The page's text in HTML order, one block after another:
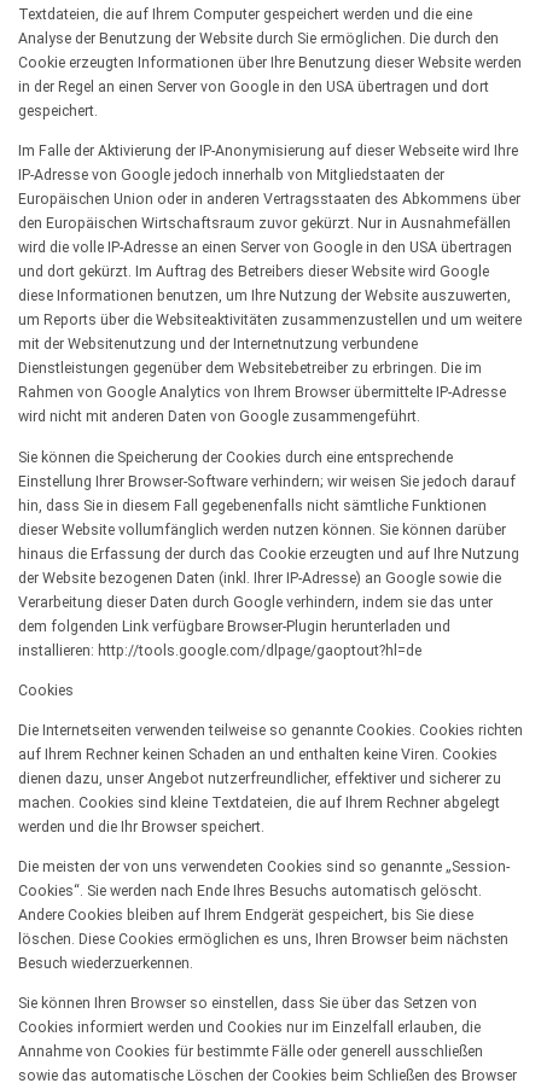
Textdateien, die auf Ihrem Computer gespeichert werden und die eine
Analyse der Benutzung der Website durch Sie ermöglichen. Die durch den
Cookie erzeugten Informationen über Ihre Benutzung dieser Website werden
in der Regel an einen Server von Google in den USA übertragen und dort
gespeichert.
Im Falle der Aktivierung der IP-Anonymisierung auf dieser Webseite wird Ihre
IP-Adresse von Google jedoch innerhalb von Mitgliedstaaten der
Europäischen Union oder in anderen Vertragsstaaten des Abkommens über
den Europäischen Wirtschaftsraum zuvor gekürzt. Nur in Ausnahmefällen
wird die volle IP-Adresse an einen Server von Google in den USA übertragen
und dort gekürzt. Im Auftrag des Betreibers dieser Website wird Google
diese Informationen benutzen, um Ihre Nutzung der Website auszuwerten,
um Reports über die Websiteaktivitäten zusammenzustellen und um weitere
mit der Websitenutzung und der Internetnutzung verbundene
Dienstleistungen gegenüber dem Websitebetreiber zu erbringen. Die im
Rahmen von Google Analytics von Ihrem Browser übermittelte IP-Adresse
wird nicht mit anderen Daten von Google zusammengeführt.
Sie können die Speicherung der Cookies durch eine entsprechende
Einstellung Ihrer Browser-Software verhindern; wir weisen Sie jedoch darauf
hin, dass Sie in diesem Fall gegebenenfalls nicht sämtliche Funktionen
dieser Website vollumfänglich werden nutzen können. Sie können darüber
hinaus die Erfassung der durch das Cookie erzeugten und auf Ihre Nutzung
der Website bezogenen Daten (inkl. Ihrer IP-Adresse) an Google sowie die
Verarbeitung dieser Daten durch Google verhindern, indem sie das unter
dem folgenden Link verfügbare Browser-Plugin herunterladen und
installieren: http://tools.google.com/dlpage/gaoptout?hl=de
Cookies
Die Internetseiten verwenden teilweise so genannte Cookies. Cookies richten
auf Ihrem Rechner keinen Schaden an und enthalten keine Viren. Cookies
dienen dazu, unser Angebot nutzerfreundlicher, effektiver und sicherer zu
machen. Cookies sind kleine Textdateien, die auf Ihrem Rechner abgelegt
werden und die Ihr Browser speichert.
Die meisten der von uns verwendeten Cookies sind so genannte „Session-
Cookies“. Sie werden nach Ende Ihres Besuchs automatisch gelöscht.
Andere Cookies bleiben auf Ihrem Endgerät gespeichert, bis Sie diese
löschen. Diese Cookies ermöglichen es uns, Ihren Browser beim nächsten
Besuch wiederzuerkennen.
Sie können Ihren Browser so einstellen, dass Sie über das Setzen von
Cookies informiert werden und Cookies nur im Einzelfall erlauben, die
Annahme von Cookies für bestimmte Fälle oder generell ausschließen
sowie das automatische Löschen der Cookies beim Schließen des Browser